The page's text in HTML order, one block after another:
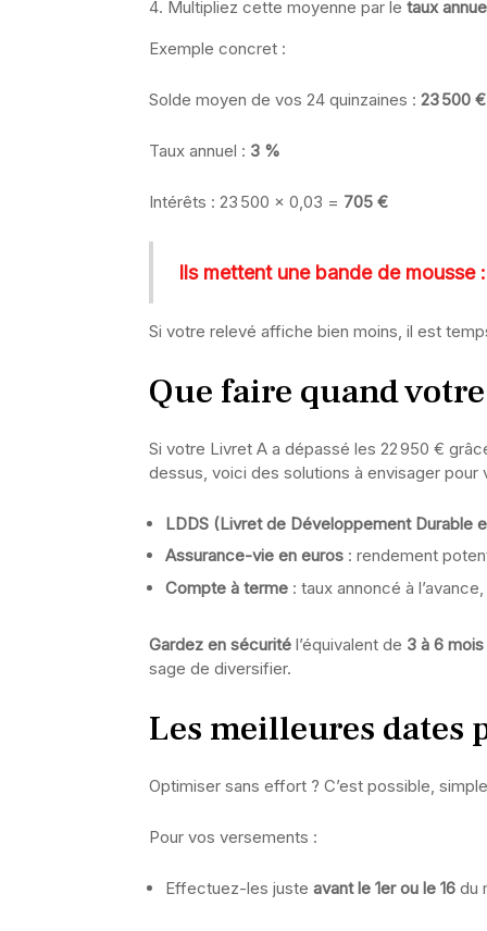
Multipliez cette moyenne par le taux
Exemple concret :
Solde moyen de vos 24 quinzaines : 23 500 €
Taux annuel : 3 %
Intérêts : 23 500 × 0,03 = 705 €
Ils mettent une bande de
Si votre relevé affiche bien moins, il est
Que faire quand
Si votre Livret A a dépassé les 22 950 €
dessus, voici des solutions à envisager pour
LDDS (Livret de Développement Durable
Assurance-vie en euros : rendement
Compte à terme : taux annoncé à
Gardez en sécurité l’équivalent de 3 à 6
sage de diversifier.
Les meilleures dates
Optimiser sans effort ? C’est possible,
Pour vos versements :
Effectuez-les juste avant le 1er ou le 16 du